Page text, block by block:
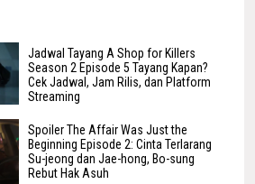
Jadwal Tayang A Shop for Killers
Season 2 Episode 5 Tayang Kapan?
Cek Jadwal, Jam Rilis, dan Platform
Streaming
Spoiler The Affair Was Just the
Beginning Episode 2: Cinta Terlarang
Su-jeong dan Jae-hong, Bo-sung
Rebut Hak Asuh